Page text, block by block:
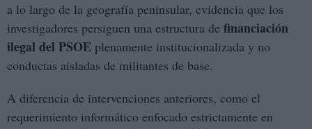
a lo largo de la geografía peninsular, evidencia que los
investigadores persiguen una estructura de financiación
ilegal del PSOE plenamente institucionalizada y no
conductas aisladas de militantes de base.
A diferencia de intervenciones anteriores, como el
requerimiento informático enfocado estrictamente en